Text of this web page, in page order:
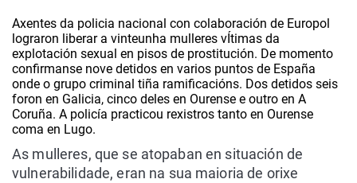
Axentes da policia nacional con colaboración de Europol
lograron liberar a vinteunha mulleres vÍtimas da
explotación sexual en pisos de prostitución. De momento
confirmanse nove detidos en varios puntos de España
onde o grupo criminal tiña ramificacións. Dos detidos seis
foron en Galicia, cinco deles en Ourense e outro en A
Coruña. A policía practicou rexistros tanto en Ourense
coma en Lugo.
As mulleres, que se atopaban en situación de
vulnerabilidade, eran na sua maioria de orixe